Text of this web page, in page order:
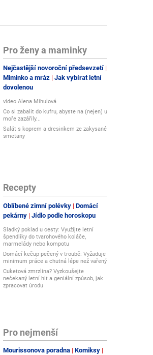
Pro ženy a maminky
Nejčastější novoroční předsevzetí
Miminko a mráz
Jak vybírat letní
dovolenou
video Alena Mihulová
Co si zabalit do kufru, abyste na (nejen) u
moře zazářily...
Salát s koprem a dresinkem ze zakysané
smetany
Recepty
Oblíbené zimní polévky
Domácí
pekárny
Jídlo podle horoskopu
Sladký poklad u cesty: Využijte letní
špendlíky do tvarohového koláče,
marmelády nebo kompotu
Domácí kečup pečený v troubě: Vyžaduje
minimum práce a chutná lépe než vařený
Cuketová zmrzlina? Vyzkoušejte
nečekaný letní hit a geniální způsob, jak
zpracovat úrodu
Pro nejmenší
Mourissonova poradna Komiksy